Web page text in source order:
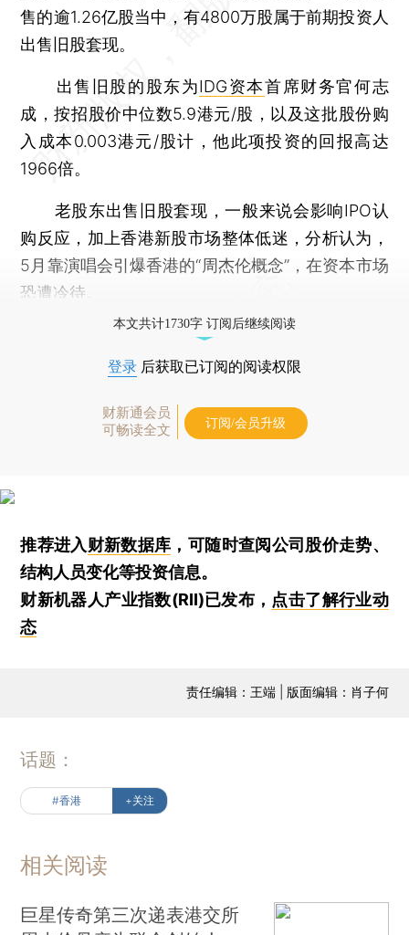
售的逾1.26亿股当中，有4800万股属于前期投资人
出售旧股套现。
出售旧股的股东为IDG资本首席财务官何志
成，按招股价中位数5.9港元/股，以及这批股份购
入成本0.003港元/股计，他此项投资的回报高达
1966倍。
老股东出售旧股套现，一般来说会影响IPO认
购反应，加上香港新股市场整体低迷，分析认为，
5月靠演唱会引爆香港的“周杰伦概念”，在资本市场
恐遭冷待。
本文共计1730字 订阅后继续阅读
登录 后获取已订阅的阅读权限
财新通会员
可畅读全文
订阅/会员升级
推荐进入财新数据库 ，可随时查阅公司股价走势、
结构人员变化等投资信息。
财新机器人产业指数(RII)已发布， 点击了解行业动
态
责任编辑：王端 | 版面编辑：肖子何
话题：
#香港 +关注
相关阅读
巨星传奇第三次递表港交所